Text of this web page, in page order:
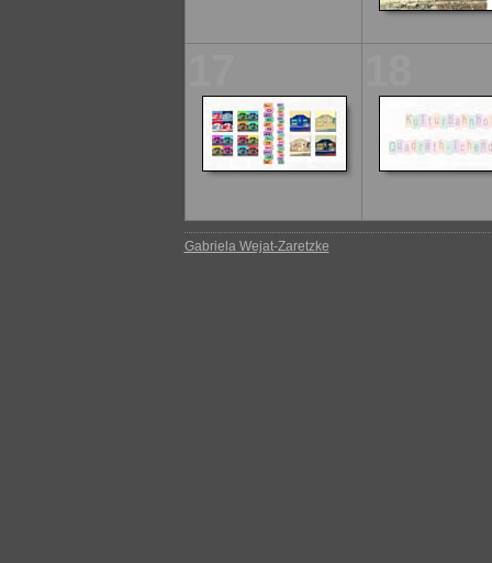
Gabriela Wejat-Zaretzke